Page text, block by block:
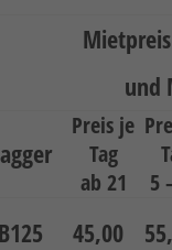
Kontakt
Jobs
Schulungen
und
Preis je
Tag
ab 21
5
45,00